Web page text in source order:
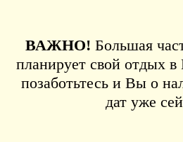
ВАЖНО! Большая
планирует свой отдых в
позаботьтесь и Вы о
дат уже